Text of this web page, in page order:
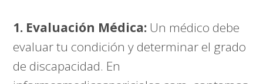
1. Evaluación Médica: Un médico debe
evaluar tu condición y determinar el grado
de discapacidad. En